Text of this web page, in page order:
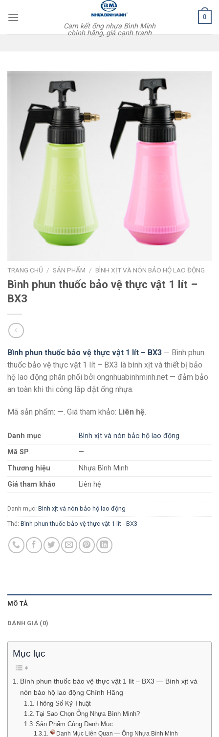
Cam kết ống nhựa Bình Minh
chính hãng, giá cạnh tranh
0
TRANG CHỦ / SẢN PHẨM / BÌNH XỊT VÀ NÓN BẢO HỘ LAO ĐỘNG
Bình phun thuốc bảo vệ thực vật 1 lít –
BX3
Bình phun thuốc bảo vệ thực vật 1 lít – BX3 — Bình phun
thuốc bảo vệ thực vật 1 lít – BX3 là bình xịt và thiết bị bảo
hộ lao động phân phối bởi ongnhuabinhminh.net — đảm bảo
an toàn khi thi công lắp đặt ống nhựa.
Mã sản phẩm: — . Giá tham khảo: Liên hệ
Danh mục
Bình xịt và nón bảo hộ lao động
Mã SP
—
Thương hiệu
Nhựa Bình Minh
Giá tham khảo
Liên hệ
Danh mục: Bình xịt và nón bảo hộ lao động
Thẻ: Bình phun thuốc bảo vệ thực vật 1 lít - BX3
MÔ TẢ
ĐÁNH GIÁ (0)
Mục lục
Bình phun thuốc bảo vệ thực vật 1 lít – BX3 — Bình xịt và
nón bảo hộ lao động Chính Hãng
Thông Số Kỹ Thuật
Tại Sao Chọn Ống Nhựa Bình Minh?
Sản Phẩm Cùng Danh Mục
Danh Mục Liên Quan — Ống Nhựa Bình Minh